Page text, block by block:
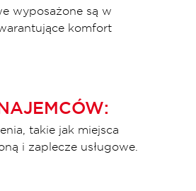
wyposażone są w
komfort
takie jak miejsca
i zaplecze usługowe.